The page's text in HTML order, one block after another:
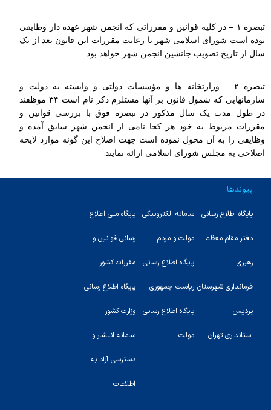
تبصره ۱ – در کلیه قوانین و مقرراتی که انجمن شهر عهده دار وظایفی
بوده است شورای اسلامی شهر با رعایت مقررات این قانون بعد از یک
سال از تاریخ تصویب جانشین انجمن شهر خواهد بود.
تبصره ۲ – وزارتخانه ها و مؤسسات دولتی و وابسته به دولت و
سازمانهایی که شمول قانون بر آنها مستلزم ذکر نام است ۳۴ موظفند
در طول مدت یک سال مذکور در تبصره فوق با بررسی قوانین و
مقررات مربوط به خود هر کجا نامی از انجمن شهر سابق آمده و
وظایفی را به آن محول نموده است جهت اصلاح این گونه موارد لایحه
اصلاحی به مجلس شورای اسلامی ارائه نمایند
پیوندها
پایگاه اطلاع رسانی
دفتر مقام معظم
رهبری
فرمانداری شهرستان
پردیس
استانداری تهران
سامانه الکترونیکی
دولت و مردم
پایگاه اطلاع رسانی
ریاست جمهوری
پایگاه اطلاع رسانی
دولت
پایگاه ملی اطلاع
رسانی قوانین و
مقررات کشور
پایگاه اطلاع رسانی
وزارت کشور
سامانه انتشار و
دسترسی آزاد به
اطلاعات